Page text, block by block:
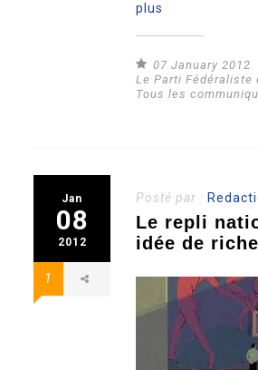
plus
07 January 2012
Le Parti Fédéraliste
Tous les
Jan
08
2012
1
Posté par :
Le repli
idée de